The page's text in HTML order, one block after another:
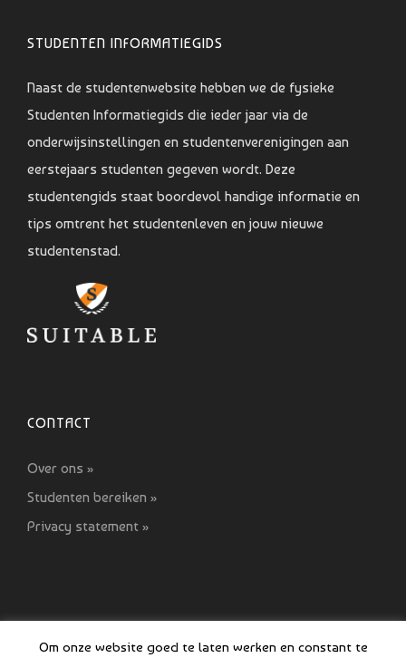
STUDENTEN INFORMATIEGIDS
Naast de studentenwebsite hebben we de fysieke
Studenten Informatiegids die ieder jaar via de
onderwijsinstellingen en studentenverenigingen aan
eerstejaars studenten gegeven wordt. Deze
studentengids staat boordevol handige informatie en
tips omtrent het studentenleven en jouw nieuwe
studentenstad.
CONTACT
Over ons »
Studenten bereiken »
Privacy statement »
Om onze website goed te laten werken en constant te